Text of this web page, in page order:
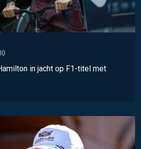
in jacht op F1-titel met